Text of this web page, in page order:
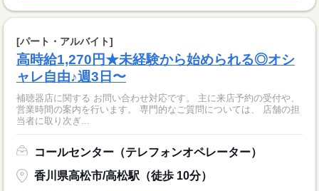
[パート・アルバイト]
高時給1,270円★未経験から始められる◎オシ
ャレ自由♪週3日〜
補聴器店に関する お問い合わせ対応です。 主に来店予約の受付や、
営業時間の案内を行います。 専門的なご質問については、 店舗の担
当者に取り次ぎ...
コールセンター（テレフォンオペレーター）
香川県高松市/高松駅（徒歩 10分）